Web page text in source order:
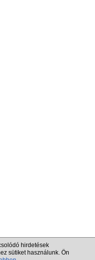
hirdetések
sütiket használunk. Ön